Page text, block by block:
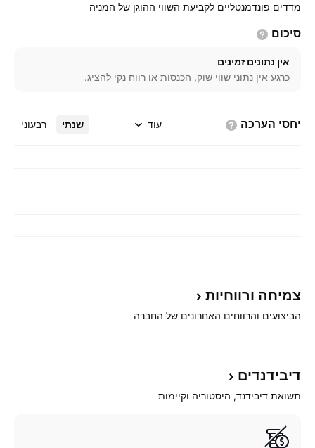
מדדים פונדמנטליים לקביעת השווי ההוגן של המניה
סיכום
אין נתונים זמינים
כרגע אין נתוני שווי שוק, הכנסות או רווח נקי להציג.
יחסי הערכה שנתי רבעוני עוד
צמיחה ורווחיות
הביצועים והרווחים האחרונים של החברה
דיבידנדים
תשואת דיבידנד, היסטוריה וקיימות